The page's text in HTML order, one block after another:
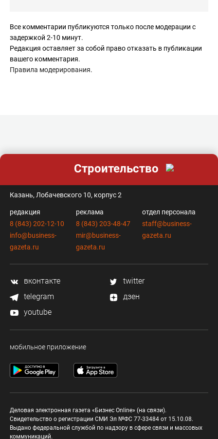
Все комментарии публикуются только после модерации с
задержкой 2-10 минут.
Редакция оставляет за собой право отказать в публикации
вашего комментария.
Правила модерирования.
Строительство
Казань, Лобачевского 10, корпус 2
редакция
8 (843) 202-12-10
info@business-
gazeta.ru
реклама
8 (843) 203-48-47
mir@business-
gazeta.ru
отдел персонала
staff@business-
gazeta.ru
вконтакте
twitter
telegram
дзен
youtube
мобильное приложение
Деловая электронная газета «Бизнес Online» (на связи).
Свидетельство о регистрации СМИ Эл №ФС 77-33484 от 15.10.08.
Выдано федеральной службой по надзору в сфере связи и массовых
коммуникаций.